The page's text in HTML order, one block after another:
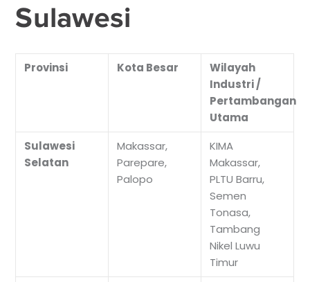
Sulawesi
Provinsi Kota Besar
Wilayah
Industri /
Pertambangan
Utama
Sulawesi
Selatan
Makassar,
Parepare,
Palopo
KIMA
Makassar,
PLTU Barru,
Semen
Tonasa,
Tambang
Nikel Luwu
Timur